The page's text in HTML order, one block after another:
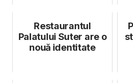
Restaurantul
Palatului Suter are o
nouă identitate